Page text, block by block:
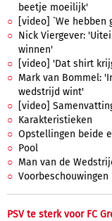
beetje moeilijk'
[video] `We hebben
Nick Viergever:
winnen'
[video] 'Dat shirt
Mark van Bommel:
wedstrijd wint'
[video]
Karakteristieken
Opstellingen beide
Pool
Man van de
Voorbeschouwingen
PSV te sterk voor FC